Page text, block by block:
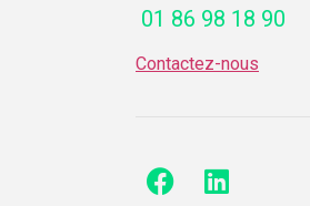
01 86 98 18 90
Contactez-nous